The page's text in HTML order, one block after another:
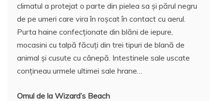
climatul a protejat o parte din pielea sa şi părul negru
de pe umeri care vira în roşcat în contact cu aerul.
Purta haine confecţionate din blăni de iepure,
mocasini cu talpă făcuţi din trei tipuri de blană de
animal şi cusute cu cânepă. Intestinele sale uscate
conţineau urmele ultimei sale hrane…
Omul de la Wizard’s Beach